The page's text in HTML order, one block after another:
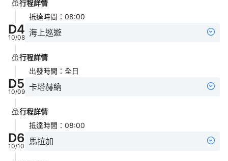
行程詳情
抵達時間 ： 08:00
D4
10/08 海上巡遊
行程詳情
出發時間 ： 全日
D5
10/09 卡塔赫納
行程詳情
抵達時間 ： 08:00
D6
10/10 馬拉加